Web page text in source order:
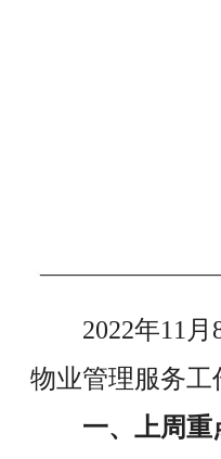
2022年11
物业管理服务工
一、上周重